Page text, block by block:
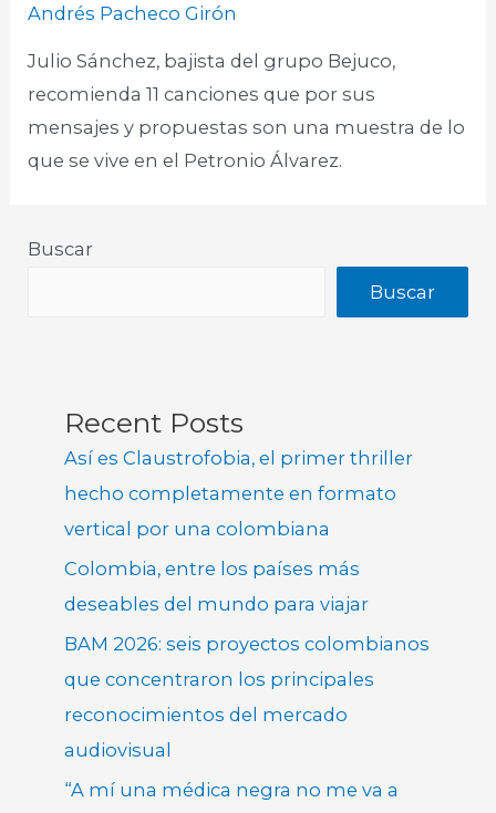
Andrés Pacheco Girón
Julio Sánchez, bajista del grupo Bejuco,
recomienda 11 canciones que por sus
mensajes y propuestas son una muestra de lo
que se vive en el Petronio Álvarez.
Buscar
Buscar
Recent Posts
Así es Claustrofobia, el primer thriller
hecho completamente en formato
vertical por una colombiana
Colombia, entre los países más
deseables del mundo para viajar
BAM 2026: seis proyectos colombianos
que concentraron los principales
reconocimientos del mercado
audiovisual
“A mí una médica negra no me va a